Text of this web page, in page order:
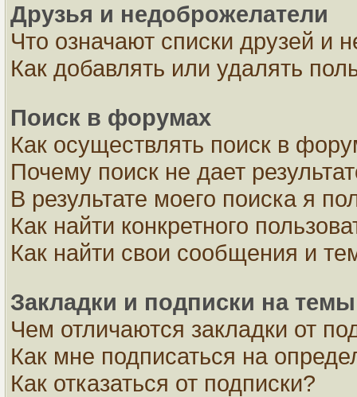
Друзья и недоброжелатели
Что означают списки друзей и
Как добавлять или удалять
Поиск в форумах
Как осуществлять поиск в
Почему поиск не дает
В результате моего поиска я
Как найти конкретного
Как найти свои сообщения и
Закладки и подписки на темы
Чем отличаются закладки от
Как мне подписаться на
Как отказаться от подписки?